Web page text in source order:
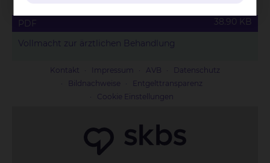
PDF
Vollmacht zur ärztlichen Behandlung
38.90 KB
Kontakt Impressum AVB
Datenschutz
Bildnachweise
Entgelttransparenz
Cookie Einstellungen